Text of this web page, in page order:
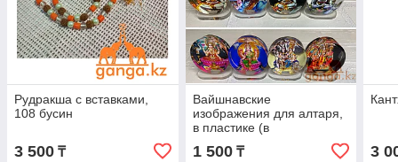
Рудракша с вставками,
108 бусин
3 500 ₸
Вайшнавские
изображения для алтаря,
в пластике (в
ассортименте)
1 500₸ 3